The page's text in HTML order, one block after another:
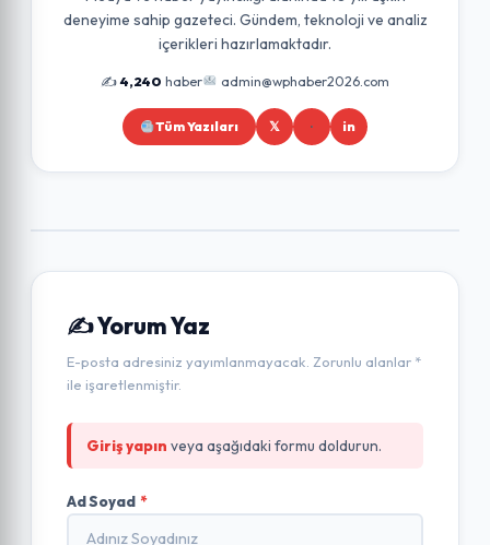
deneyime sahip gazeteci. Gündem, teknoloji ve analiz
içerikleri hazırlamaktadır.
✍️4,240 haber admin@wphaber2026.com
Tüm Yazıları 𝕏 in
✍️ Yorum Yaz
E-posta adresiniz yayımlanmayacak. Zorunlu alanlar *
ile işaretlenmiştir.
Giriş yapın veya aşağıdaki formu doldurun.
Ad Soyad *